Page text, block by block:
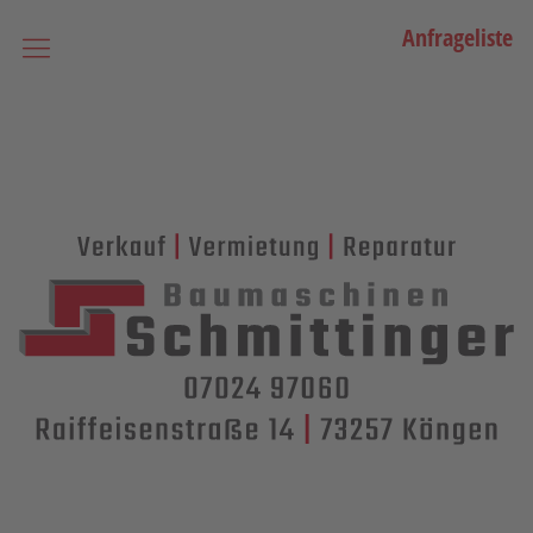
Anfrageliste
Bagger
Lader / Planiermaschinen
Lasergesteuerte
Teleskopmaschinen
Miniraupenkrane
Stapler